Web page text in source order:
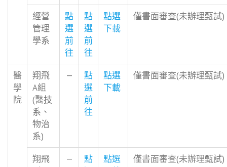
經營
管理
學系
點
選
前
往
點
選
前
往
點選
下載
僅書面審查(未辦理甄試)
醫
學
院
翔飛
A組
(醫技
系、
物治
系)
—
點
選
前
往
點選
下載
僅書面審查(未辦理甄試)
翔飛
—
點
點選
僅書面審查(未辦理甄試)